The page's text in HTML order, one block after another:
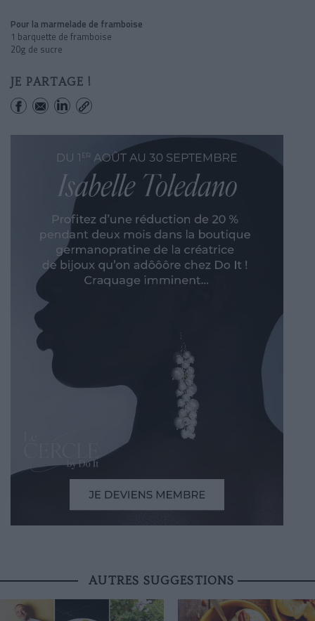
Pour la marmelade de framboise
1 barquette de framboise
20g de sucre
JE PARTAGE !
AUTRES SUGGESTIONS